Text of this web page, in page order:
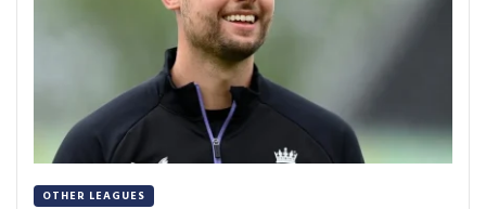
OTHER LEAGUES